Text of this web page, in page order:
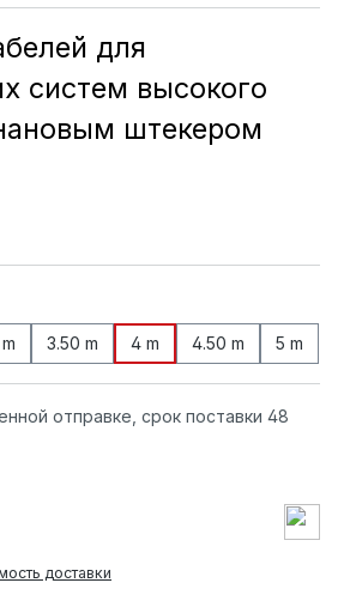
для
систем высокого
штекером
3.50 m 4 m 4.50 m 5 m
отправке, срок поставки 48
доставки